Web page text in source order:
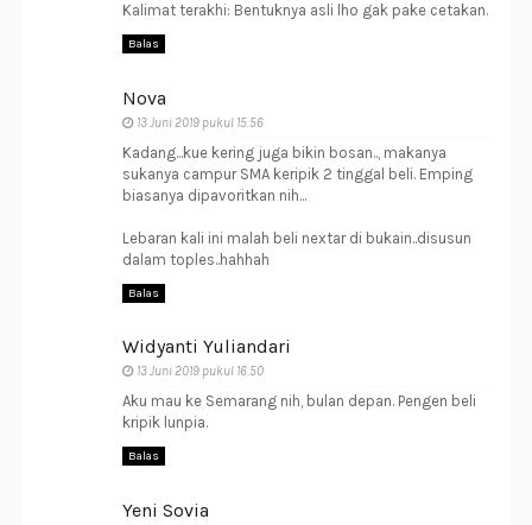
Kalimat terakhi: Bentuknya asli lho gak pake cetakan.
Balas
Nova
13 Juni 2019 pukul 15.56
Kadang...kue kering juga bikin bosan.., makanya
sukanya campur SMA keripik 2 tinggal beli. Emping
biasanya dipavoritkan nih...
Lebaran kali ini malah beli nextar di bukain..disusun
dalam toples..hahhah
Balas
Widyanti Yuliandari
13 Juni 2019 pukul 16.50
Aku mau ke Semarang nih, bulan depan. Pengen beli
kripik lunpia.
Balas
Yeni Sovia